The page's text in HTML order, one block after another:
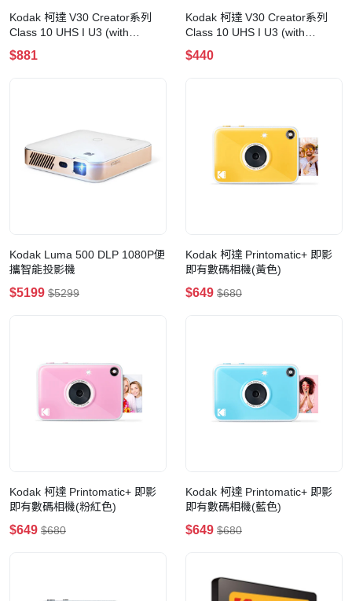
Kodak 柯達 V30 Creator系列
Class 10 UHS I U3 (with
adaptor) microSD 記憶卡
(256GB)
$881
Kodak 柯達 V30 Creator系列
Class 10 UHS I U3 (with
adaptor) microSD 記憶卡
(128GB)
$440
Kodak Luma 500 DLP 1080P便
攜智能投影機
$5199 $5299
Kodak 柯達 Printomatic+ 即影
即有數碼相機(黃色)
$649 $680
Kodak 柯達 Printomatic+ 即影
即有數碼相機(粉紅色)
$649 $680
Kodak 柯達 Printomatic+ 即影
即有數碼相機(藍色)
$649 $680